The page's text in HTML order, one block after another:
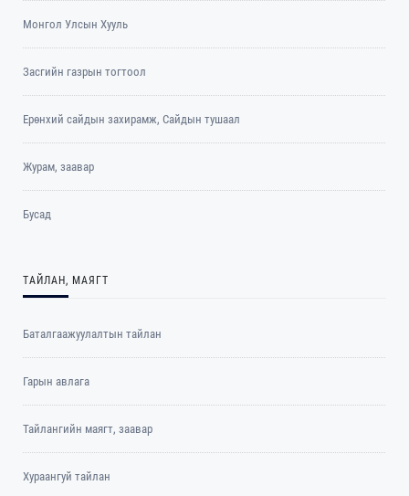
Монгол Улсын Хууль
Засгийн газрын тогтоол
Ерөнхий сайдын захирамж, Сайдын тушаал
Журам, заавар
Бусад
ТАЙЛАН, МАЯГТ
Баталгаажуулалтын тайлан
Гарын авлага
Тайлангийн маягт, заавар
Хураангуй тайлан